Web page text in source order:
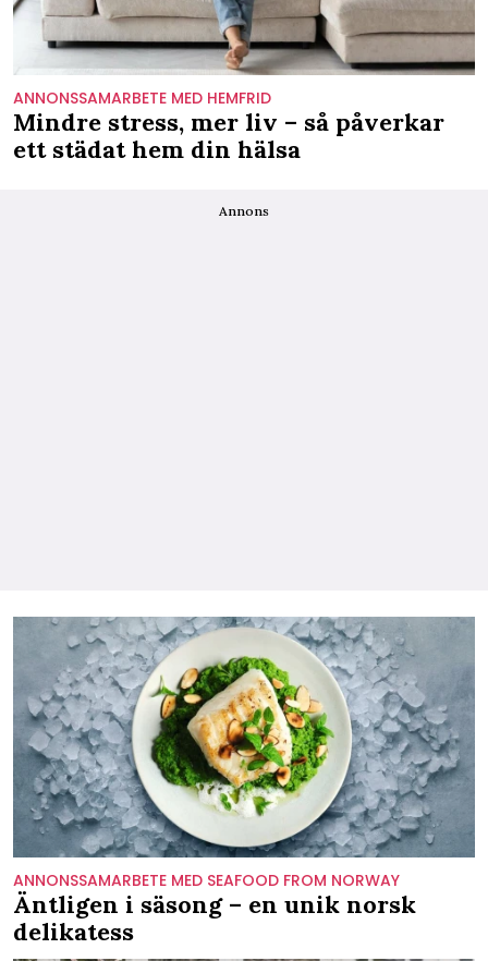
ANNONSSAMARBETE MED HEMFRID
Mindre stress, mer liv – så påverkar
ett städat hem din hälsa
Annons
ANNONSSAMARBETE MED SEAFOOD FROM NORWAY
Äntligen i säsong – en unik norsk
delikatess